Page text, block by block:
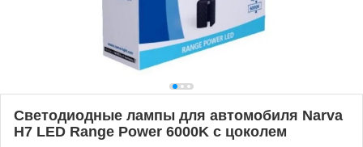
Светодиодные лампы для автомобиля Narva
H7 LED Range Power 6000K с цоколем